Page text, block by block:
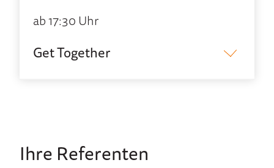
ab 17:30 Uhr
Get Together
Ihre Referenten